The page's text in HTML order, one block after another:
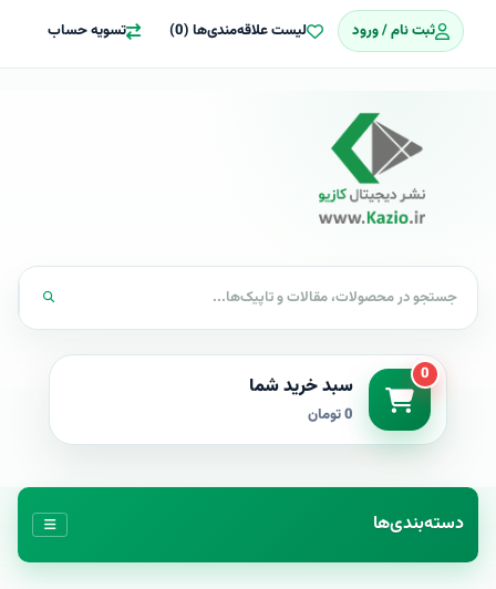
ثبت نام / ورود لیست علاقه‌مندی‌ها (0) تسویه حساب
0 سبد خرید شما
0 تومان
دسته‌بندی‌ها